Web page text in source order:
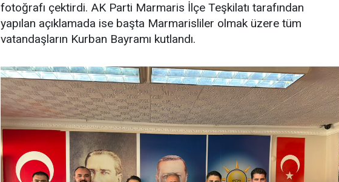
fotoğrafı çektirdi. AK Parti Marmaris İlçe Teşkilatı tarafından
yapılan açıklamada ise başta Marmarisliler olmak üzere tüm
vatandaşların Kurban Bayramı kutlandı.